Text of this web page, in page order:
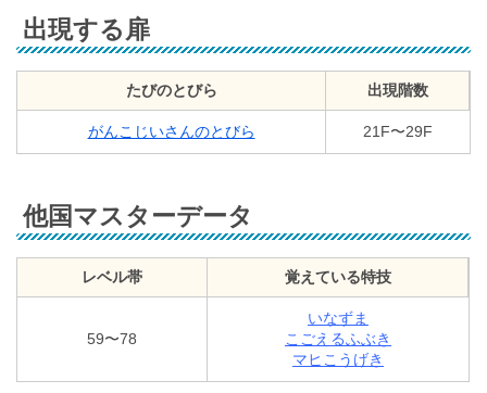
出現する扉
たびのとびら 出現階数
がんこじいさんのとびら 21F〜29F
他国マスターデータ
レベル帯 覚えている特技
59〜78
いなずま
こごえるふぶき
マヒこうげき